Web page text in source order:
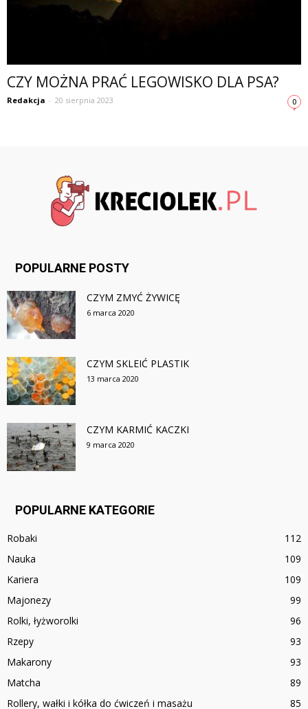
CZY MOŻNA PRAĆ LEGOWISKO DLA PSA?
Redakcja - 20 sierpnia 2023 0
POPULARNE POSTY
CZYM ZMYĆ ŻYWICĘ
6 marca 2020
CZYM SKLEIĆ PLASTIK
13 marca 2020
CZYM KARMIĆ KACZKI
9 marca 2020
POPULARNE KATEGORIE
Robaki
112
Nauka
109
Kariera
109
Majonezy
99
Rolki, łyżworolki
96
Rzepy
93
Makarony
93
Matcha
89
Rollery, wałki i kółka do ćwiczeń i masażu
85